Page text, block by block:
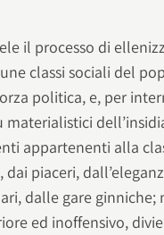
il processo di
classi sociali del
politica, e, per
appartenenti alla
piaceri,
dalle gare ginniche;
ed inoffensivo,